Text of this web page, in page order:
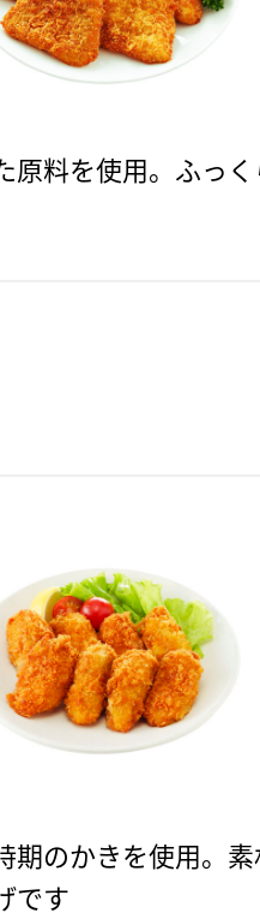
原料を使用。ふっ
期のかきを使用。
です